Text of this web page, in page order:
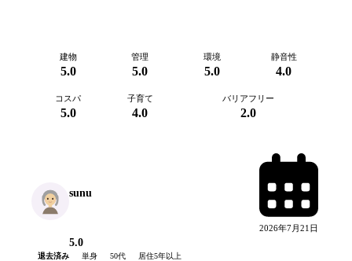
建物
5.0
管理
5.0
環境
5.0
静音性
4.0
コスパ
5.0
子育て
4.0
バリアフリー
2.0
sunu
2026年7月21日
5.0
退去済み 単身 50代 居住5年以上